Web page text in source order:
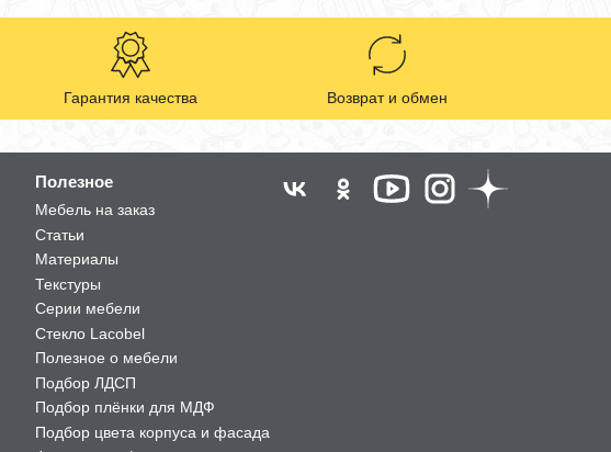
Гарантия качества Возврат и обмен
Полезное
Мебель на заказ
Статьи
Материалы
Текстуры
Серии мебели
Стекло Lacobel
Полезное о мебели
Подбор ЛДСП
Подбор плёнки для МДФ
Подбор цвета корпуса и фасада